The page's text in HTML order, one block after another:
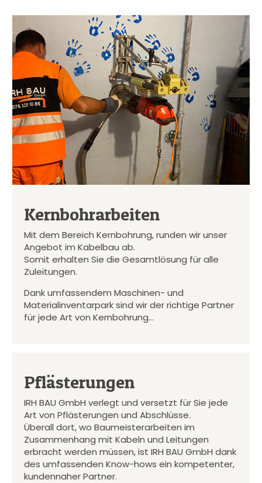
Kernbohrarbeiten
Mit dem Bereich Kernbohrung, runden wir unser
Angebot im Kabelbau ab.
Somit erhalten Sie die Gesamtlösung für alle
Zuleitungen.
Dank umfassendem Maschinen- und
Materialinventarpark sind wir der richtige Partner
für jede Art von Kernbohrung…
Pflästerungen
IRH BAU GmbH verlegt und versetzt für Sie jede
Art von Pflästerungen und Abschlüsse.
Überall dort, wo Baumeisterarbeiten im
Zusammenhang mit Kabeln und Leitungen
erbracht werden müssen, ist IRH BAU GmbH dank
des umfassenden Know-hows ein kompetenter,
kundennaher Partner.